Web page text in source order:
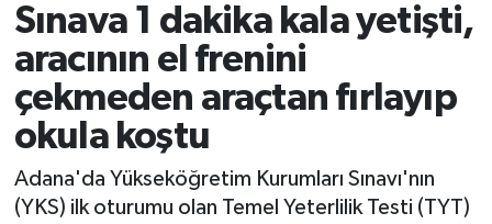
Sınava 1 dakika kala yetişti,
aracının el frenini
çekmeden araçtan fırlayıp
okula koştu
Adana'da Yükseköğretim Kurumları Sınavı'nın
(YKS) ilk oturumu olan Temel Yeterlilik Testi (TYT)